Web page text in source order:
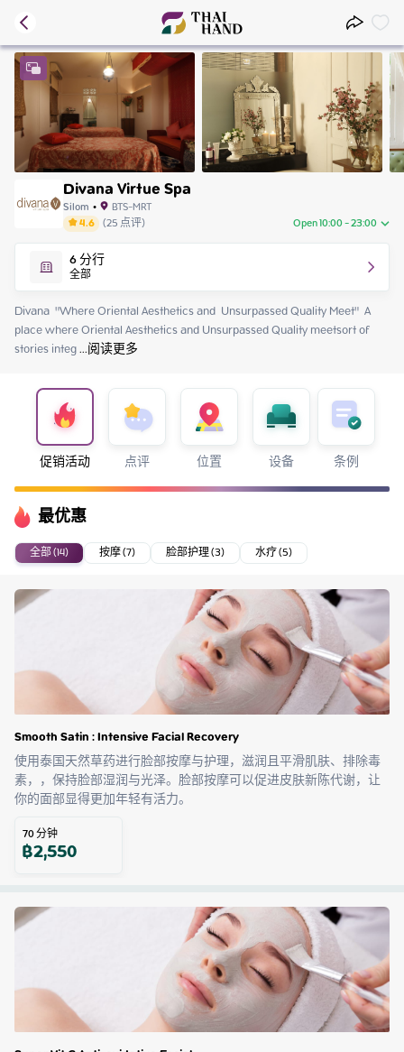
Divana Virtue Spa
Silom • BTS-MRT
4.6 (25点评) Open 10:00 - 23:00
Saturday 10:00 - 23:00
Sunday 10:00 - 23:00
Monday 10:00 - 23:00
Tuesday 11:00 - 23:00
Wednesday 11:00 - 23:00
Thursday
6分行
全部
Divana  "Where Oriental Aesthetics and  Unsurpassed Quality Meet"  A
place where Oriental Aesthetics and Unsurpassed Quality meetsort of
stories integ ...阅读更多
促销活动 点评 位置 设备 条例
最优惠
全部 (14) 按摩 (7) 脸部护理 (3) 水疗 (5)
Smooth Satin : Intensive Facial Recovery
使用泰国天然草药进行脸部按摩与护理，滋润且平滑肌肤、排除毒
素，，保持脸部湿润与光泽。脸部按摩可以促进皮肤新陈代谢，让
你的面部显得更加年轻有活力。
70分钟
฿2,550